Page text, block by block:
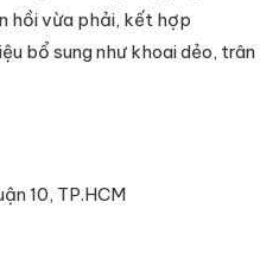
hồi vừa phải, kết hợp
bổ sung như khoai dẻo, trân
10, TP.HCM